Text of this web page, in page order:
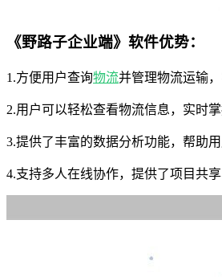
《野路子企业端》软件优势：
1.方便用户查询物流并管理物流运输
2.用户可以轻松查看物流信息，实时
3.提供了丰富的数据分析功能，帮助
4.支持多人在线协作，提供了项目共